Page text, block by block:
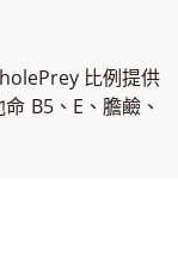
比例提供
B5、E、膽鹼、